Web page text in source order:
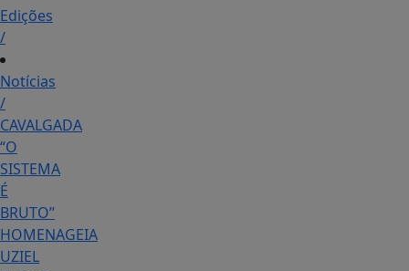
Edições
/
Notícias
/
CAVALGADA
“O
SISTEMA
É
BRUTO”
HOMENAGEIA
UZIEL